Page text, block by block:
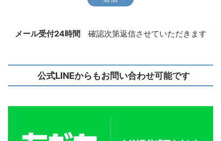
メール受付24時間 確認次第返信させていただきます
公式LINEからもお問い合わせ可能です